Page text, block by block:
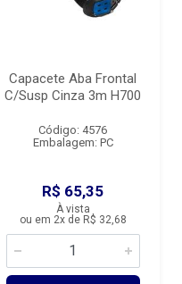
Capacete Aba Frontal
C/Susp Cinza 3m H700
Código: 4576
Embalagem: PC
R$ 65,35
À vista
ou em 2x de R$ 32,68